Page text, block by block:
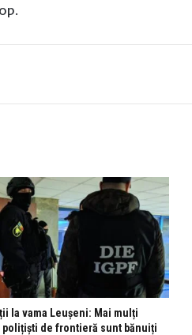
la vama Leușeni: Mai mulți
polițiști de frontieră sunt bănuiți